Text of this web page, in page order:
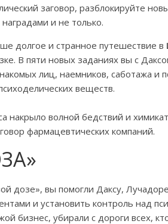
заговор, разблокируйте
и не только.
долгое и странное путешествие в
В пяти новых заданиях вы с
лиц, наемников, саботажа и
веществ.
волной бедствий и
фармацевтических компаний.
дозе», вы помогли Даксу,
и установить контроль над
бизнес, убирали с дороги всех,